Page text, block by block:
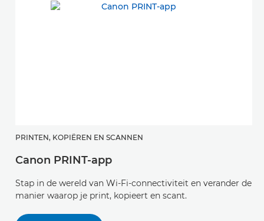
PRINTEN, KOPIËREN EN SCANNEN
Canon PRINT-app
Stap in de wereld van Wi-Fi-connectiviteit en verander de
manier waarop je print, kopieert en scant.